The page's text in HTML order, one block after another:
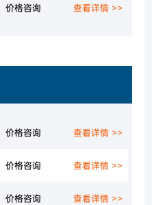
价格咨询 查看详情 >>
价格咨询 查看详情 >>
价格咨询 查看详情 >>
价格咨询 查看详情 >>